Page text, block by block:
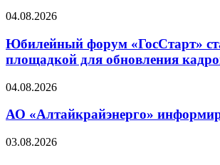
04.08.2026
Юбилейный форум «ГосСтарт»
площадкой для обновления
04.08.2026
АО «Алтайкрайэнерго»
03.08.2026